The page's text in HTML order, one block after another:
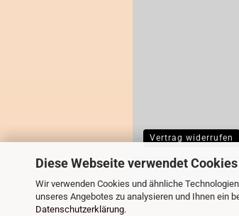
Diese Webseite verwendet
Wir verwenden Cookies und ähnliche
unseres Angebotes zu analysieren und Ihnen ein
Datenschutzerklärung.
Vertrag widerrufen